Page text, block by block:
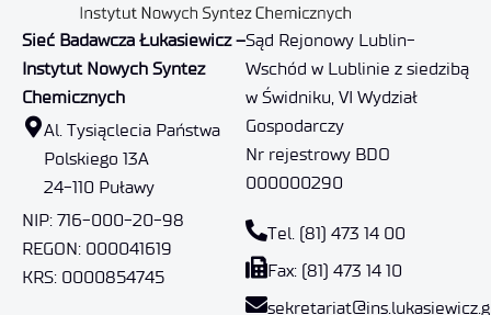
Sieć Badawcza Łukasiewicz –
Instytut Nowych Syntez
Chemicznych
Al. Tysiąclecia Państwa
Polskiego 13A
24-110 Puławy
NIP: 716-000-20-98
REGON: 000041619
KRS: 0000854745
Sąd Rejonowy Lublin-
Wschód w Lublinie z siedzibą
w Świdniku, VI Wydział
Gospodarczy
Nr rejestrowy BDO
000000290
Tel. (81) 473 14 00
Fax: (81) 473 14 10